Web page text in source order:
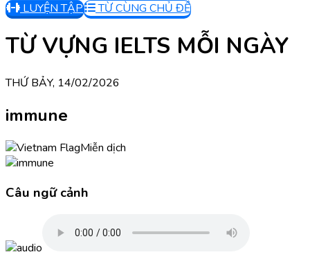
LUYỆN TẬP
TỪ CÙNG CHỦ ĐỀ
TỪ VỰNG IELTS MỖI NGÀY
THỨ BẢY, 14/02/2026
immune
Miễn dịch
Câu ngữ cảnh